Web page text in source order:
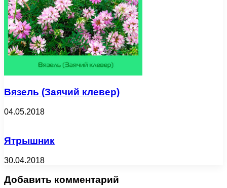
Вязель (Заячий клевер)
04.05.2018
Ятрышник
30.04.2018
Добавить комментарий